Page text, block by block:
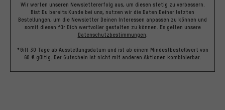
Wir werten unseren Newslettererfolg aus, um diesen stetig zu verbessern.
Bist Du bereits Kunde bei uns, nutzen wir die Daten Deiner letzten
Bestellungen, um die Newsletter Deinen Interessen anpassen zu können und
somit diesen für Dich wertvoller gestalten zu können. Es gelten unsere
Datenschutzbestimmungen
*Gilt 30 Tage ab Ausstellungsdatum und ist ab einem Mindestbestellwert von
60 € gültig. Der Gutschein ist nicht mit anderen Aktionen kombinierbar.